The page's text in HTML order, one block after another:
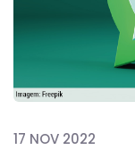
17 NOV 2022